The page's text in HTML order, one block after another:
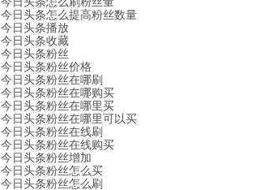
今日头条怎么提高粉丝数量
今日头条播放
今日头条收藏
今日头条粉丝
今日头条粉丝价格
今日头条粉丝在哪刷
今日头条粉丝在哪购买
今日头条粉丝在哪里买
今日头条粉丝在哪里可以买
今日头条粉丝在线刷
今日头条粉丝在线购买
今日头条粉丝增加
今日头条粉丝怎么买
今日头条粉丝怎么刷